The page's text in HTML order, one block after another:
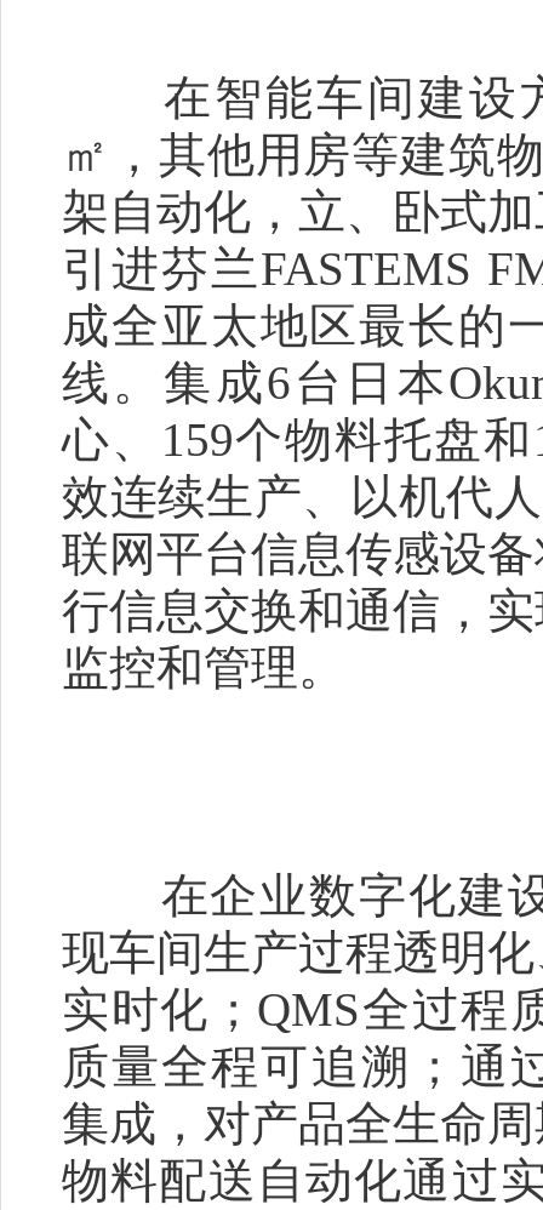
在智能车间建设方
㎡，其他用房等建筑
架自动化，立、卧式
引进芬兰FASTEMS
成全亚太地区最长的
线。集成6台日本
心、159个物料托盘
效连续生产、以机代
联网平台信息传感设
行信息交换和通信，
监控和管理。
在企业数字化建设
现车间生产过程透明
实时化；QMS全过程
质量全程可追溯；通
集成，对产品全生命
物料配送自动化通过